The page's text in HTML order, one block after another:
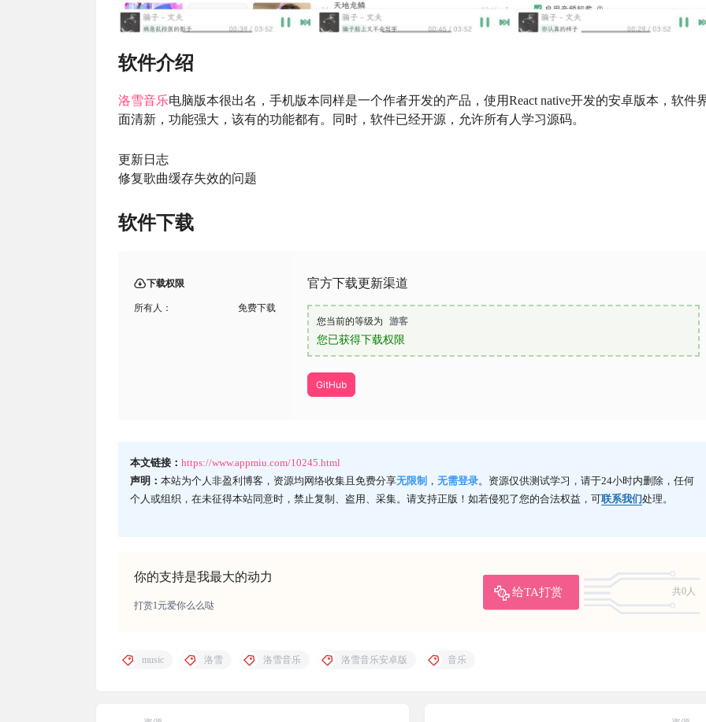
软件介绍
洛雪音乐电脑版本很出名，手机版本同样是一个作者开发的产品，使用React native开发的安卓版本，软件
面清新，功能强大，该有的功能都有。同时，软件已经开源，允许所有人学习源码。
更新日志
修复歌曲缓存失效的问题
软件下载
下载权限
所有人： 免费下载
官方下载更新渠道
您当前的等级为 游客
您已获得下载权限
GitHub
本文链接： https://www.appmiu.com/10245.html
声明： 本站为个人非盈利博客，资源均网络收集且免费分享无限制 ， 无需登录。资源仅供测试学习，请于24小时内删除，任何
个人或组织，在未征得本站同意时，禁止复制、盗用、采集。请支持正版！如若侵犯了您的合法权益，可联系我们处理。
你的支持是我最大的动力
给TA打赏
共0人
打赏1元爱你么么哒
music 洛雪 洛雪音乐 洛雪音乐安卓版 音乐